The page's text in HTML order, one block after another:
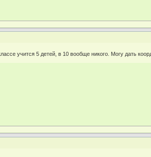
учится 5 детей, в 10 вообще никого. Могу дать